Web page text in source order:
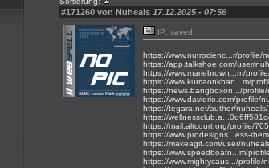
#171260 von Nuheals 17.12.2025 - 07:56
IP: saved
https://www.nutrocienc...r/profile/
https://app.talkshoe.com/user/
https://www.mariebrown...m/
https://www.kumaonkhan...m/
https://news.bangboxon.../
https://www.davidrio.com/profile/
https://tegara.net/author/nuheals/
https://
https://mail.altcourt.org/profile/
https://www.prodesigns...ess-
https://makeagif.com/user/
https://www.speedboatn...m/
https://www.mightycaus.../profile/